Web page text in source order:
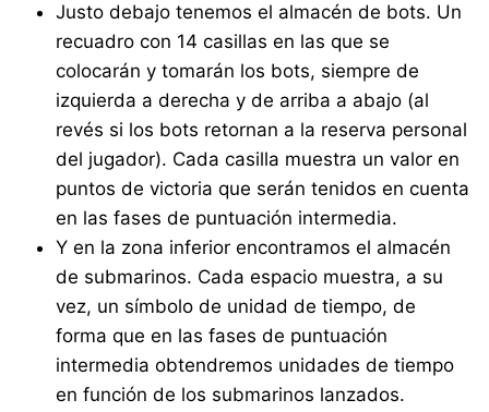
Justo debajo tenemos el almacén de bots. Un
recuadro con 14 casillas en las que se
colocarán y tomarán los bots, siempre de
izquierda a derecha y de arriba a abajo (al
revés si los bots retornan a la reserva personal
del jugador). Cada casilla muestra un valor en
puntos de victoria que serán tenidos en cuenta
en las fases de puntuación intermedia.
Y en la zona inferior encontramos el almacén
de submarinos. Cada espacio muestra, a su
vez, un símbolo de unidad de tiempo, de
forma que en las fases de puntuación
intermedia obtendremos unidades de tiempo
en función de los submarinos lanzados.